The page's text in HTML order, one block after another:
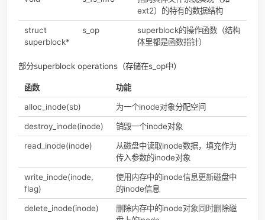
而将所有文件系统串联起来，同时所有索引节点inode都要链
级块，自然和目录项dentry指向当前文件目录根系统的那一个
链接到超级块。
其他相关VFS数据结构的信息。
超级块的结构
部分superblock domain
类型 域名 描述
s_type 文件系统类型
unsigned
long
s_blocksize 块大小（block size）
struct
s_root
指向文件系统根目录对应的